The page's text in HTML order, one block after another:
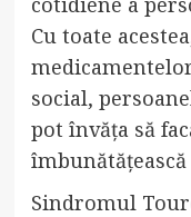
Cu toate
social,
pot învăța să
Sindromul